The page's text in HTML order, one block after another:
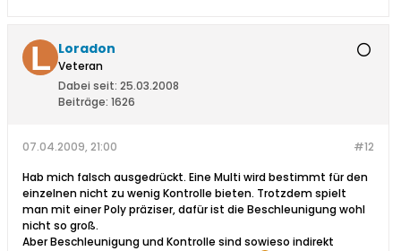
Loradon
Veteran
Dabei seit: 25.03.2008
Beiträge: 1626
#12
07.04.2009, 21:00
Hab mich falsch ausgedrückt. Eine Multi wird bestimmt für den
einzelnen nicht zu wenig Kontrolle bieten. Trotzdem spielt
man mit einer Poly präziser, dafür ist die Beschleunigung wohl
nicht so groß.
Aber Beschleunigung und Kontrolle sind sowieso indirekt